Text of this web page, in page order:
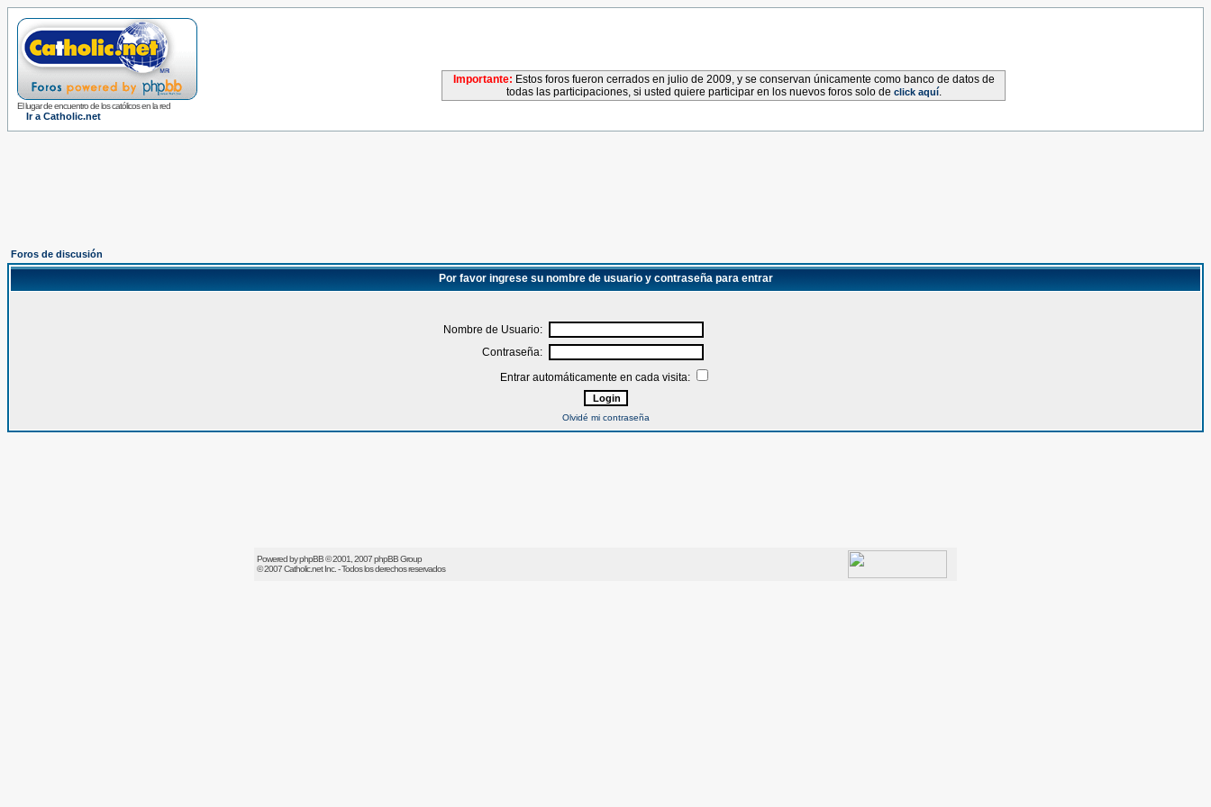
El lugar de encuentro de los católicos en la red
Ir a Catholic.net
Importante: Estos foros fueron cerrados en julio de 2009, y se conservan únicamente como banco de datos de
todas las participaciones, si usted quiere participar en los nuevos foros solo de click aquí.
Foros de discusión
Por favor ingrese su nombre de usuario y contraseña para entrar
Nombre de Usuario:
Contraseña:
Entrar automáticamente en cada visita:
Olvidé mi contraseña
Powered byphpBB© 2001, 2007 phpBB Group
© 2007Catholic.netInc. - Todos los derechos reservados